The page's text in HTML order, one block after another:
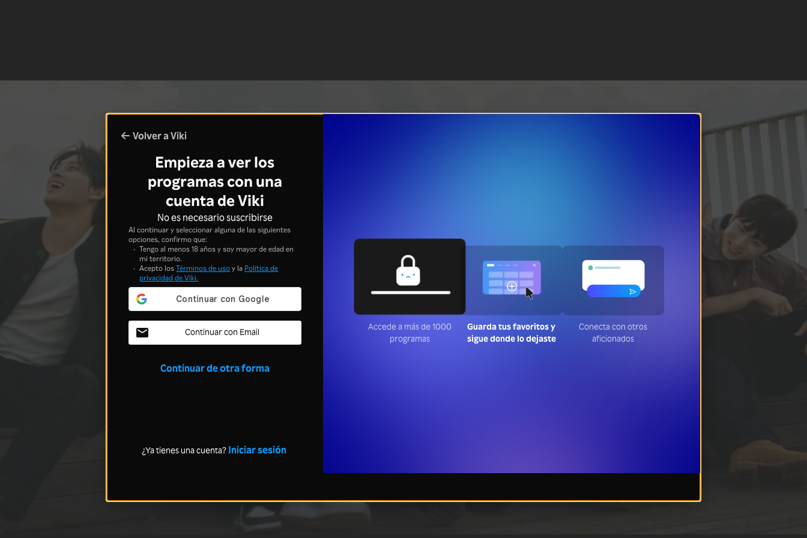
Volver a Viki
Empieza a ver los
programas con una
cuenta de Viki
No es necesario suscribirse
Al continuar y seleccionar alguna de las siguientes
opciones, confirmo que:
Tengo al menos 18 años y soy mayor de edad en
mi territorio.
Acepto losTérminos de usoy la Política de
privacidad de Viki.
Continuar con Email
Continuar de otra forma
¿Ya tienes una cuenta? Iniciar sesión
Accede a más de 1000
programas
Guarda tus favoritos y
sigue donde lo dejaste
Conecta con otros
aficionados